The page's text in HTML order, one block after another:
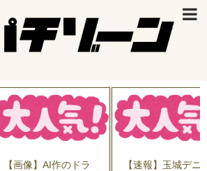
【画像】AI作のドラ
【速報】玉城デニ